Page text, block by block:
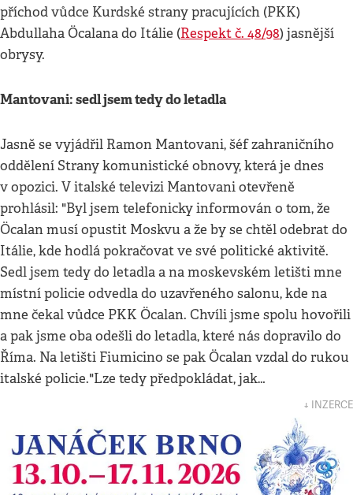
příchod vůdce Kurdské strany pracujících (PKK)
Abdullaha Öcalana do Itálie (Respekt č. 48/98) jasnější
obrysy.
Mantovani: sedl jsem tedy do letadla
Jasně se vyjádřil Ramon Mantovani, šéf zahraničního
oddělení Strany komunistické obnovy, která je dnes
v opozici. V italské televizi Mantovani otevřeně
prohlásil: "Byl jsem telefonicky informován o tom, že
Öcalan musí opustit Moskvu a že by se chtěl odebrat do
Itálie, kde hodlá pokračovat ve své politické aktivitě.
Sedl jsem tedy do letadla a na moskevském letišti mne
místní policie odvedla do uzavřeného salonu, kde na
mne čekal vůdce PKK Öcalan. Chvíli jsme spolu hovořili
a pak jsme oba odešli do letadla, které nás dopravilo do
Říma. Na letišti Fiumicino se pak Öcalan vzdal do rukou
italské policie."Lze tedy předpokládat, jak…
↓ INZERCE